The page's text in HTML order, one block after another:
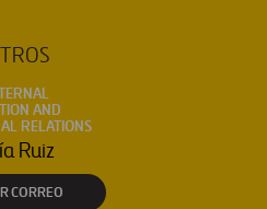
AND
RELATIONS
Ruiz
CORREO